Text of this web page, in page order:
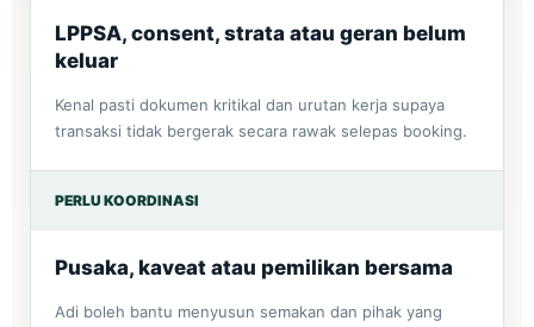
LPPSA, consent, strata atau geran belum
keluar
Kenal pasti dokumen kritikal dan urutan kerja supaya
transaksi tidak bergerak secara rawak selepas booking.
PERLU KOORDINASI
Pusaka, kaveat atau pemilikan bersama
Adi boleh bantu menyusun semakan dan pihak yang